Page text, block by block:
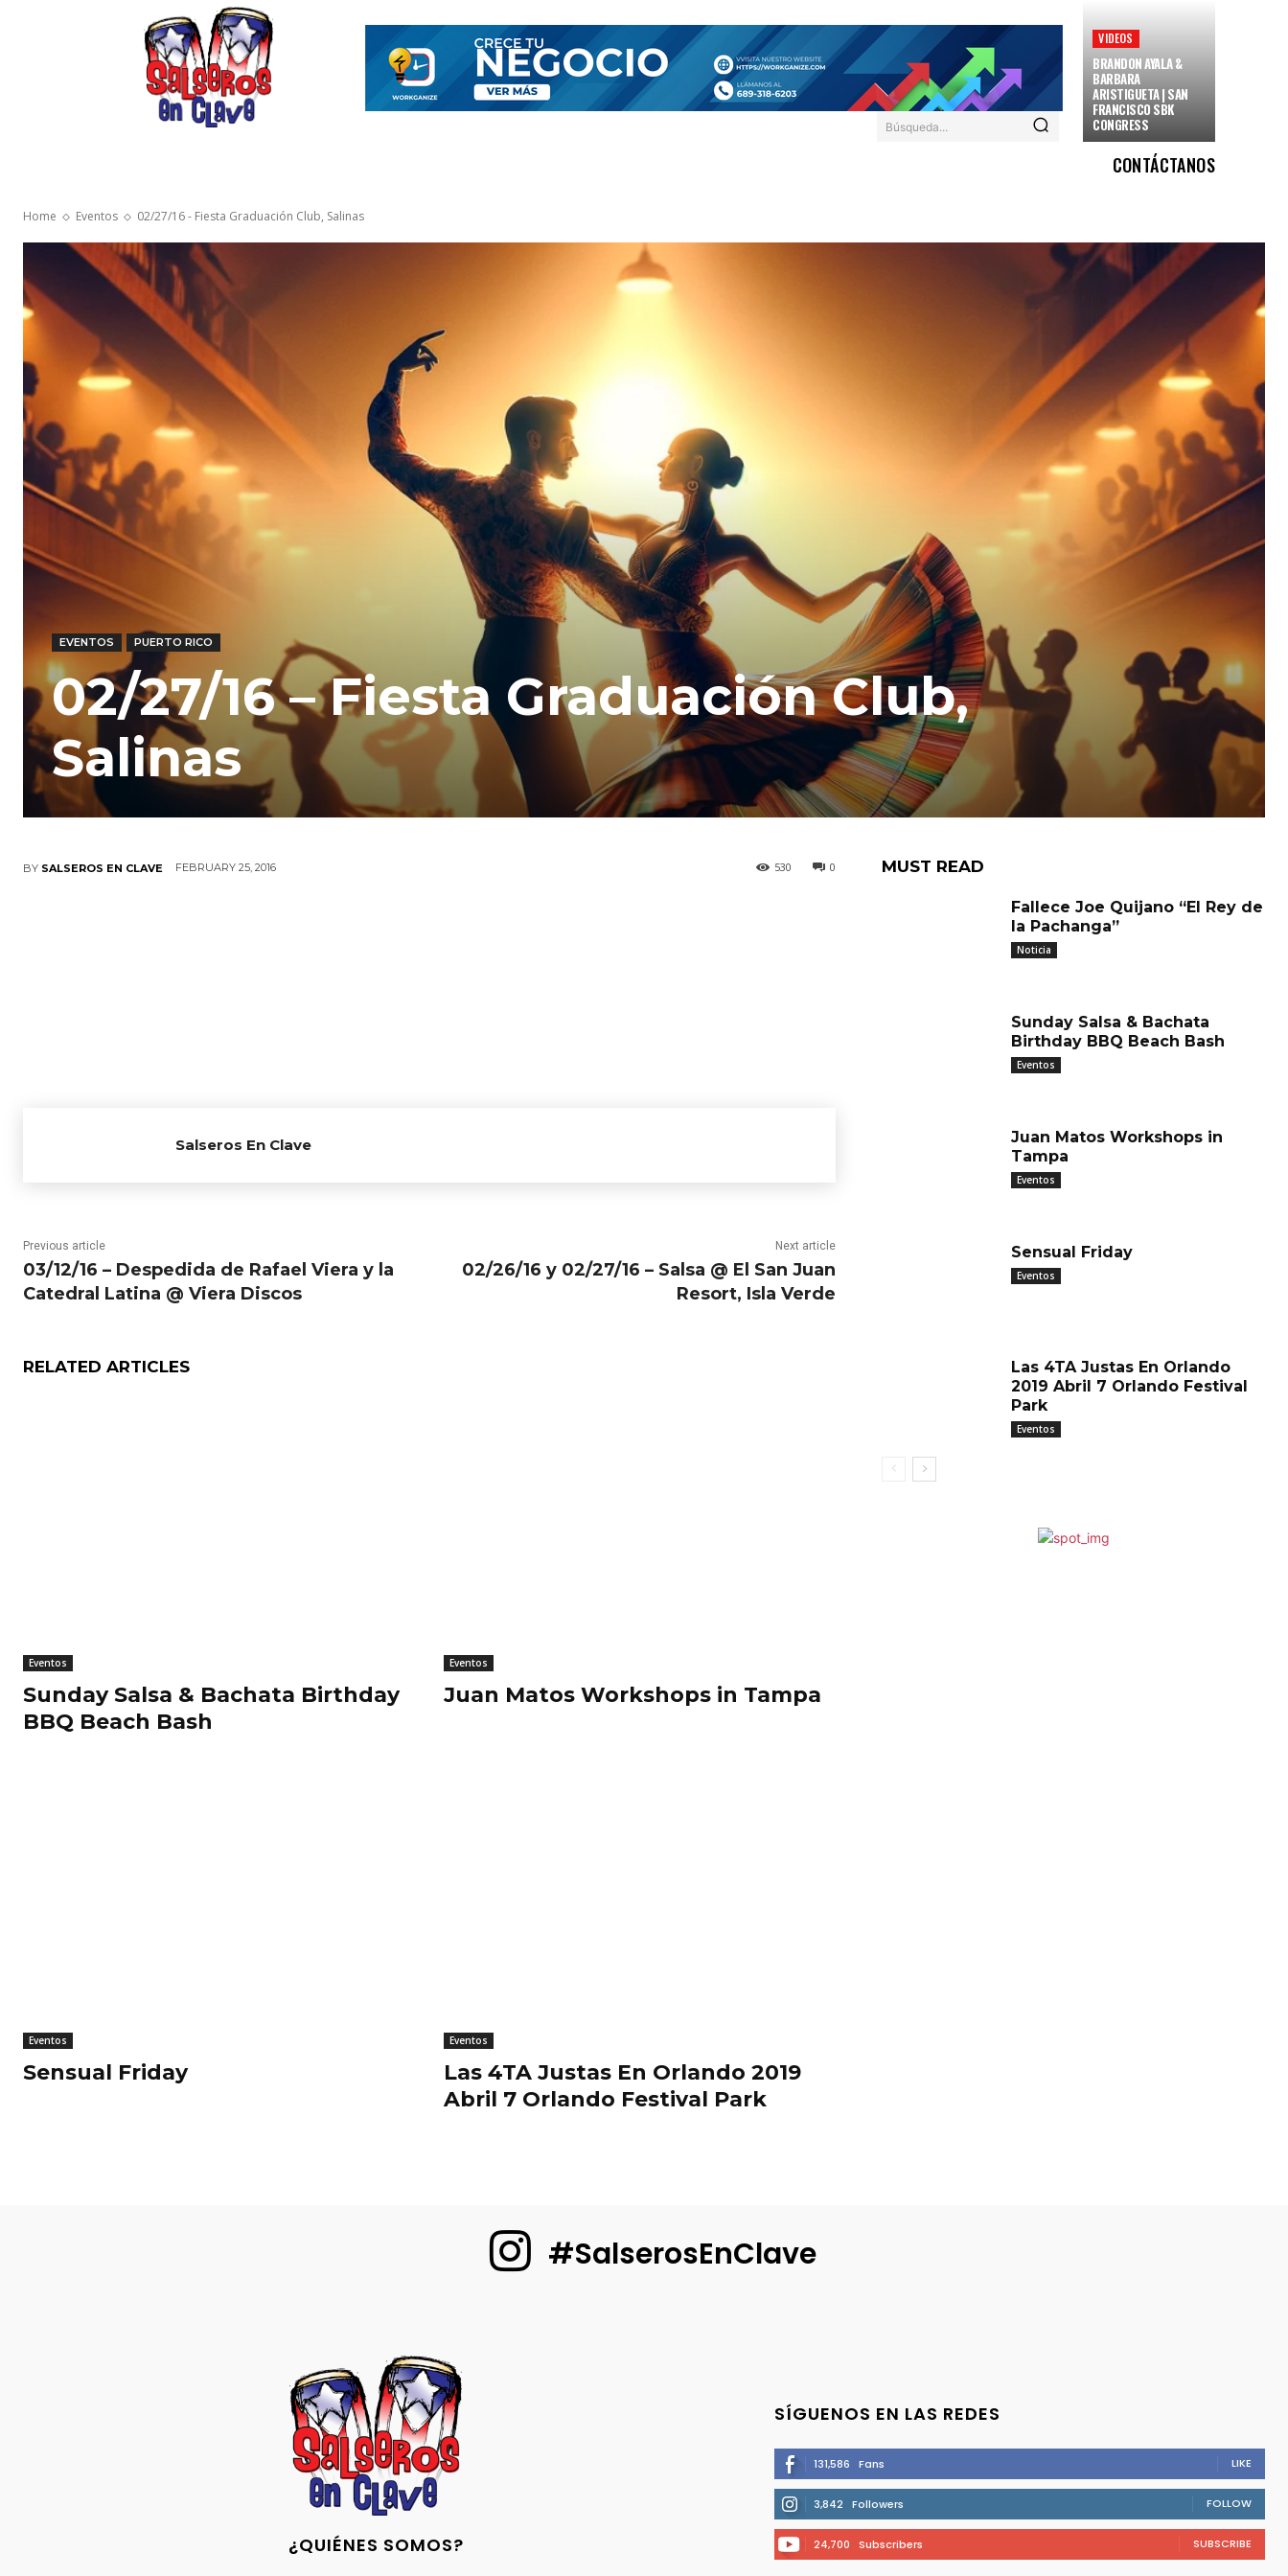
Búsqueda...
VIDEOS
BRANDON AYALA &
BARBARA
ARISTIGUETA | SAN
FRANCISCO SBK
CONGRESS
CONTÁCTANOS
Home Eventos 02/27/16 - Fiesta Graduación Club, Salinas
EVENTOS PUERTO RICO
02/27/16 – Fiesta Graduación Club,
Salinas
BY SALSEROS EN CLAVE FEBRUARY 25, 2016 0
530
Salseros En Clave
Previous article
03/12/16 – Despedida de Rafael Viera y la
Catedral Latina @ Viera Discos
Next article
02/26/16 y 02/27/16 – Salsa @ El San Juan
Resort, Isla Verde
RELATED ARTICLES
Eventos
Sunday Salsa & Bachata Birthday
BBQ Beach Bash
Eventos
Juan Matos Workshops in Tampa
Eventos
Sensual Friday
Eventos
Las 4TA Justas En Orlando 2019
Abril 7 Orlando Festival Park
MUST READ
Fallece Joe Quijano “El Rey de
la Pachanga”
Noticia
Sunday Salsa & Bachata
Birthday BBQ Beach Bash
Eventos
Juan Matos Workshops in
Tampa
Eventos
Sensual Friday
Eventos
Las 4TA Justas En Orlando
2019 Abril 7 Orlando Festival
Park
Eventos
#SalserosEnClave
¿QUIÉNES SOMOS?
SÍGUENOS EN LAS REDES
131,586 Fans LIKE
3,842 Followers FOLLOW
24,700 Subscribers SUBSCRIBE